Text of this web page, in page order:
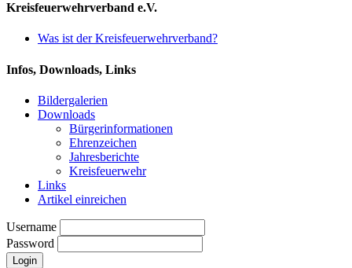
Kreisfeuerwehrverband e.V.
Was ist der Kreisfeuerwehrverband?
Infos, Downloads, Links
Bildergalerien
Downloads
Bürgerinformationen
Ehrenzeichen
Jahresberichte
Kreisfeuerwehr
Links
Artikel einreichen
Username
Password